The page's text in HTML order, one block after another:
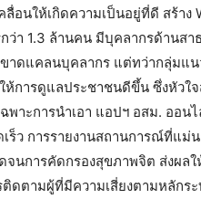
นให้เกิดความเป็นอยู่ที่ดี สร้าง
ว่า 1.3 ล้านคน มีบุคลากรด้านสา
าดแคลนบุคลากร แต่ทว่ากลุ่มแ
ห้การดูแลประชาชนดีขึ้น ซึ่งหัวใ
าะการนำเอา แอปฯ อสม. ออน
ร็ว การรายงานสถานการณ์ที่แม่น
จนการคัดกรองสุขภาพจิต ส่งผล
ดตามผู้ที่มีความเสี่ยงตามหลักร